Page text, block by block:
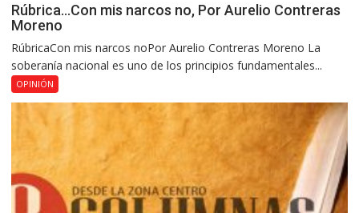
Rúbrica…Con mis narcos no, Por Aurelio Contreras
Moreno
RúbricaCon mis narcos noPor Aurelio Contreras Moreno La
soberanía nacional es uno de los principios fundamentales...
OPINIÓN